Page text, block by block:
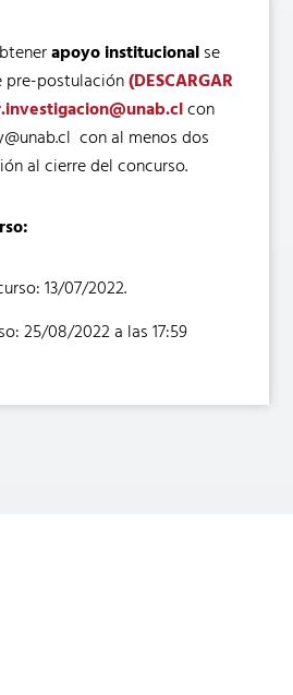
apoyo institucionalse
pre-postulación(DESCARGAR
con
con al menos dos
al cierre del concurso.
13/07/2022.
25/08/2022 a las 17:59